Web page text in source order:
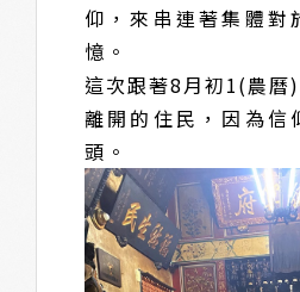
仰，來串連著集體對
憶。
這次跟著8月初1(農曆
離開的住民，因為信
頭。